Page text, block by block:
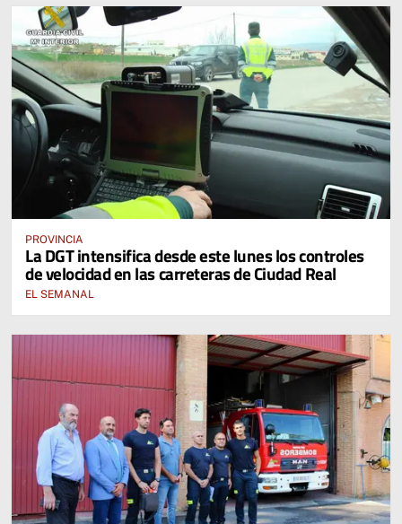
PROVINCIA
La DGT intensifica desde este lunes los controles
de velocidad en las carreteras de Ciudad Real
EL SEMANAL